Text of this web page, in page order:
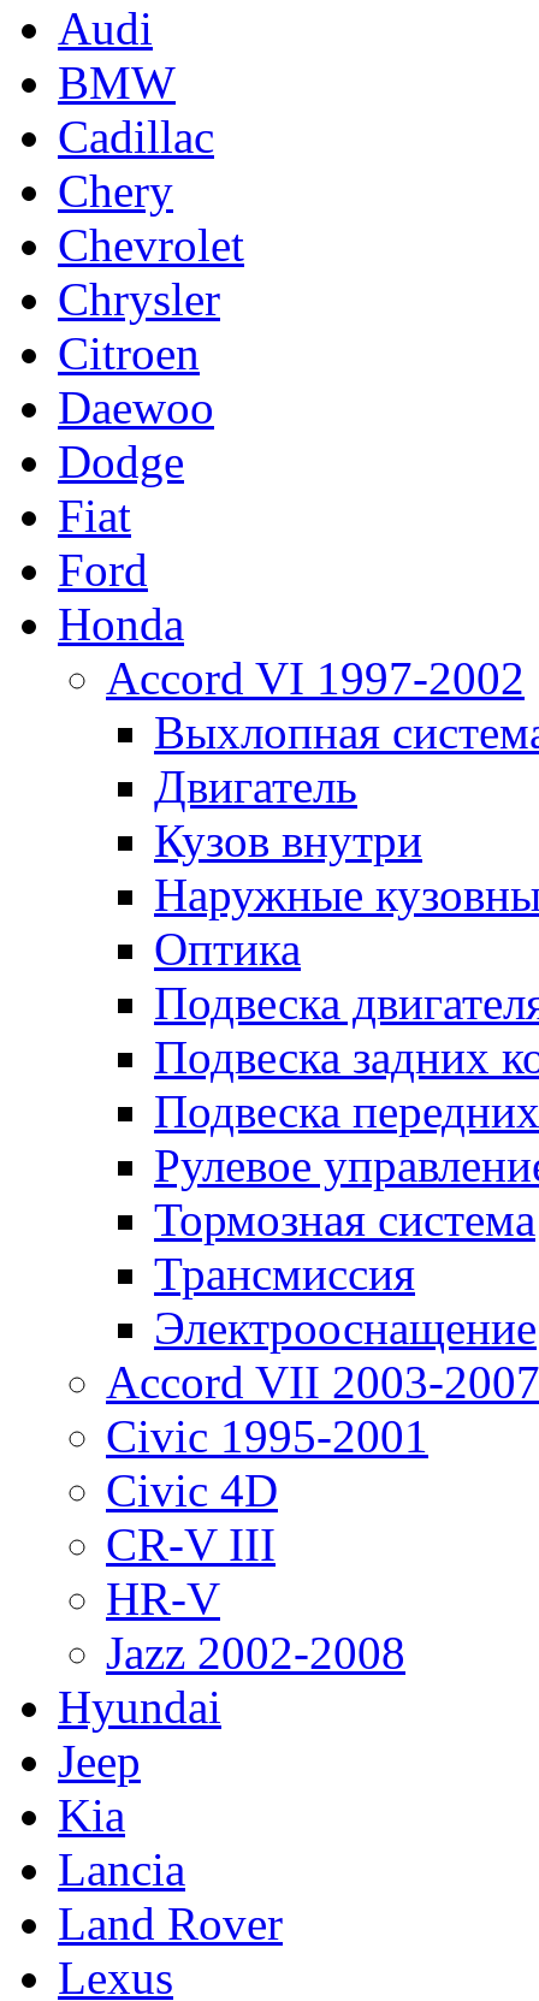
Audi
BMW
Cadillac
Chery
Chevrolet
Chrysler
Citroen
Daewoo
Dodge
Fiat
Ford
Honda
Accord VI 1997-2002
Выхлопная
Двигатель
Кузов внутри
Наружные
Оптика
Подвеска
Подвеска задних
Подвеска
Рулевое
Тормозная система
Трансмиссия
Электрооснащение
Accord VII 2003-2007
Civic 1995-2001
Civic 4D
CR-V III
HR-V
Jazz 2002-2008
Hyundai
Jeep
Kia
Lancia
Land Rover
Lexus